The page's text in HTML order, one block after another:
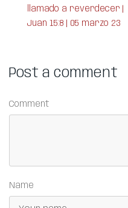
llamado a reverdecer |
Juan 15:8 | 05 marzo 23
Post a comment
Comment
Name